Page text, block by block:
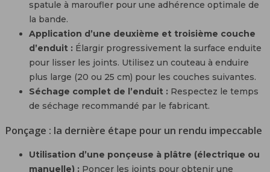
spatule à maroufler pour une adhérence optimale de
la bande.
Application d’une deuxième et troisième couche
d’enduit : Élargir progressivement la surface enduite
pour lisser les joints. Utilisez un couteau à enduire
plus large (20 ou 25 cm) pour les couches suivantes.
Séchage complet de l’enduit : Respectez le temps
de séchage recommandé par le fabricant.
Ponçage : la dernière étape pour un rendu impeccable
Utilisation d’une ponçeuse à plâtre (électrique ou
manuelle) : Poncer les joints pour obtenir une